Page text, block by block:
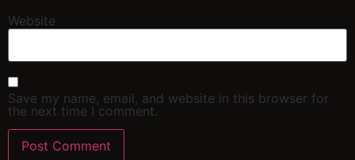
Website
Save my name, email, and website in this browser for
the next time I comment.